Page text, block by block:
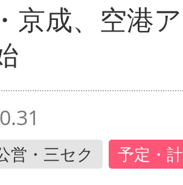
京成、空港
営・三セク 予定・